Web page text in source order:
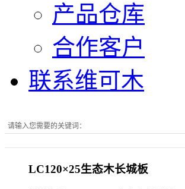
产品仓库
合作客户
联系维可木
LC120×25生态木长城板